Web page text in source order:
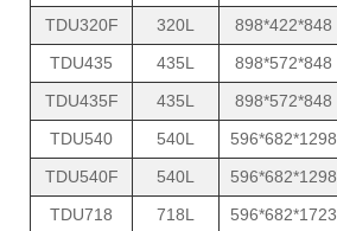
TDU320F
320L 898*422*848
TDU435
435L 898*572*848
TDU435F
435L 898*572*848
TDU540
540L 596*682*1298
TDU540F
540L 596*682*1298
TDU718
718L 596*682*1723